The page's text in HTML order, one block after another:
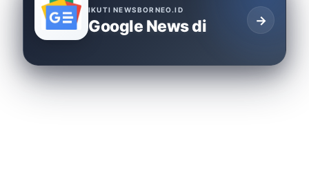
IKUTI NEWSBORNEO.ID
Google News di →